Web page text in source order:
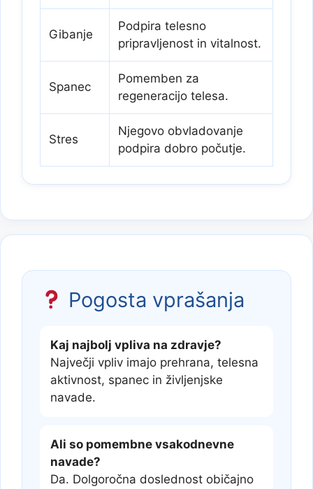
Gibanje
Podpira telesno
pripravljenost in vitalnost.
Spanec
Pomemben za
regeneracijo telesa.
Stres
Njegovo obvladovanje
podpira dobro počutje.
Pogosta vprašanja
Kaj najbolj vpliva na zdravje?
Največji vpliv imajo prehrana, telesna
aktivnost, spanec in življenjske
navade.
Ali so pomembne vsakodnevne
navade?
Da. Dolgoročna doslednost običajno